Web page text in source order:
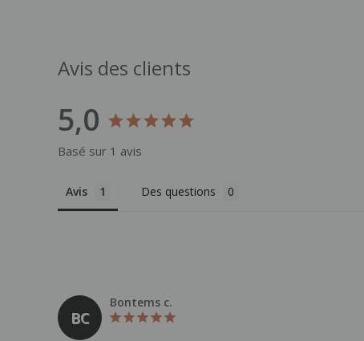
Avis des clients
5,0
Basé sur 1 avis
Avis Des questions
BC
Bontems c.